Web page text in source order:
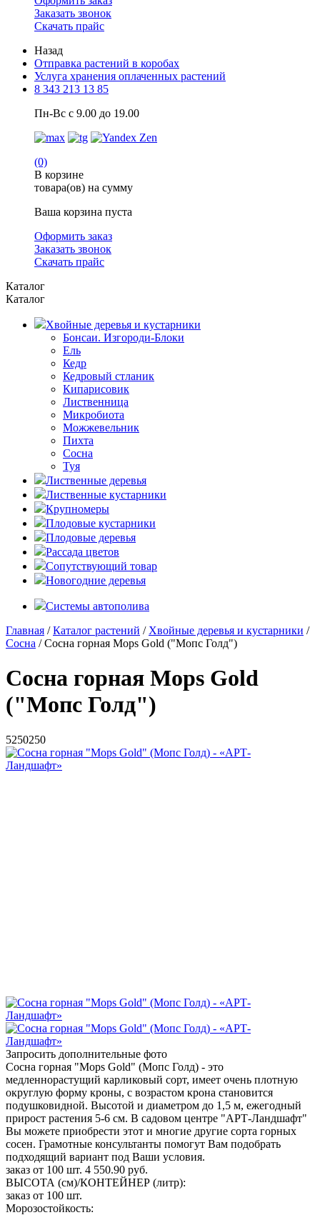
Заказать звонок
Скачать прайс
Назад
Отправка растений в коробах
Услуга хранения оплаченных растений
8 343 213 13 85
Пн-Вс с 9.00 до 19.00
(0)
В корзине
товара(ов) на сумму
Ваша корзина пуста
Оформить заказ
Заказать звонок
Скачать прайс
Каталог
Каталог
Хвойные деревья и кустарники
Бонсаи. Изгороди-Блоки
Ель
Кедр
Кедровый стланик
Кипарисовик
Лиственница
Микробиота
Можжевельник
Пихта
Сосна
Туя
Лиственные деревья
Лиственные кустарники
Крупномеры
Плодовые кустарники
Плодовые деревья
Рассада цветов
Сопутствующий товар
Новогодние деревья
Системы автополива
Главная /Каталог растений / Хвойные деревья и кустарники /
Сосна / Сосна горная Mops Gold ("Мопс Голд")
Сосна горная Mops Gold
("Мопс Голд")
5250250
Запросить дополнительные фото
Сосна горная "Mops Gold" (Мопс Голд) - это
медленнорастущий карликовый сорт, имеет очень плотную
округлую форму кроны, с возрастом крона становится
подушковидной. Высотой и диаметром до 1,5 м, ежегодный
прирост растения 5-6 см. В садовом центре "АРТ-Ландшафт"
Вы можете приобрести этот и многие другие сорта горных
сосен. Грамотные консультанты помогут Вам подобрать
подходящий вариант под Ваши условия.
заказ от 100 шт. 4 550.90 руб.
ВЫСОТА (см)/КОНТЕЙНЕР (литр):
заказ от 100 шт.
Морозостойкость: